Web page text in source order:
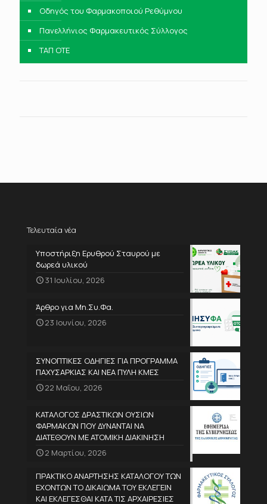
Οδηγός του Φαρμακοποιού Ρεθύμνου
Πανελλήνιος Φαρμακευτικός Σύλλογος
ΤΑΠ ΟΤΕ
Τελευταία νέα
Υποστήριξη Ερυθρού Σταυρού με
δωρεά υλικού
31 Ιουλίου, 2026
Άρθρο για Μη.Συ.Φα.
23 Ιουνίου, 2026
ΣΥΝΟΠΤΙΚΕΣ ΟΔΗΓΙΕΣ ΓΙΑ ΠΡΟΓΡΑΜΜΑ
ΠΑΧΥΣΑΡΚΙΑΣ ΚΑΙ ΝΕΑ ΠΥΛΗ ΚΜΕΣ
22 Μαΐου, 2026
ΚΑΤΑΛΟΓΟΣ ΔΡΑΣΤΙΚΩΝ ΟΥΣΙΩΝ
ΦΑΡΜΑΚΩΝ ΠΟΥ ΔΥΝΑΝΤΑΙ ΝΑ
ΔΙΑΤΕΘΟΥΝ ΜΕ ΑΤΟΜΙΚΗ ΔΙΑΚΙΝΗΣΗ
2 Μαρτίου, 2026
ΠΡΑΚΤΙΚΟ ΑΝΑΡΤΗΣΗΣ ΚΑΤΑΛΟΓΟΥ ΤΩΝ
ΕΧΟΝΤΩΝ ΤΟ ΔΙΚΑΙΩΜΑ ΤΟΥ ΕΚΛΕΓΕΙΝ
ΚΑΙ ΕΚΛΕΓΕΣΘΑΙ ΚΑΤΑ ΤΙΣ ΑΡΧΑΙΡΕΣΙΕΣ